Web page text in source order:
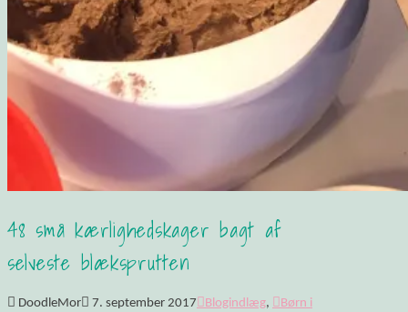
48 små kærlighedskager bagt af
selveste blæksprutten
DoodleMor 7. september 2017 Blogindlæg,
Børn i